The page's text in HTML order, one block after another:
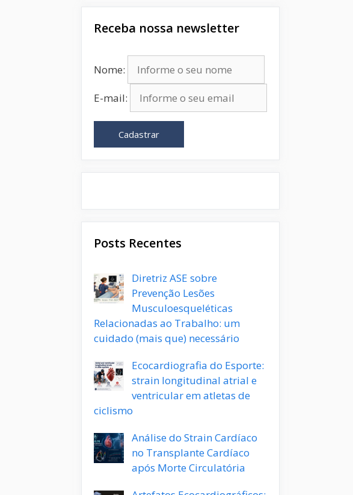
Receba nossa newsletter
Nome:
E-mail:
Cadastrar
Posts Recentes
Diretriz ASE sobre
Prevenção Lesões
Musculoesqueléticas
Relacionadas ao Trabalho: um
cuidado (mais que) necessário
Ecocardiografia do Esporte:
strain longitudinal atrial e
ventricular em atletas de
ciclismo
Análise do Strain Cardíaco
no Transplante Cardíaco
após Morte Circulatória